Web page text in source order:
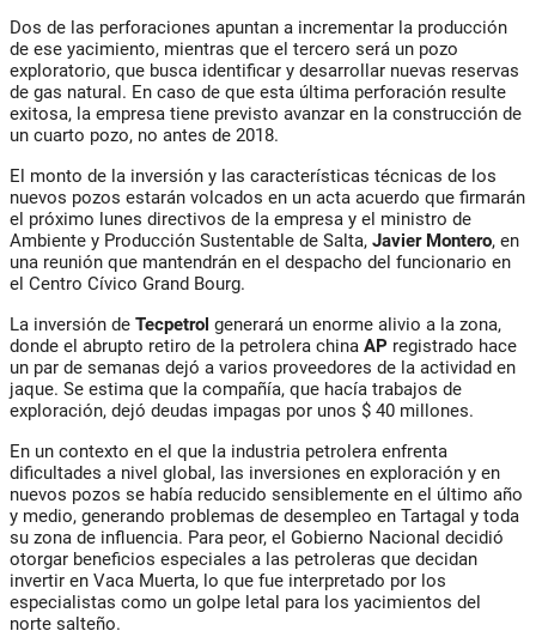
Dos de las perforaciones apuntan a incrementar la producción
de ese yacimiento, mientras que el tercero será un pozo
exploratorio, que busca identificar y desarrollar nuevas reservas
de gas natural. En caso de que esta última perforación resulte
exitosa, la empresa tiene previsto avanzar en la construcción de
un cuarto pozo, no antes de 2018.
El monto de la inversión y las características técnicas de los
nuevos pozos estarán volcados en un acta acuerdo que firmarán
el próximo lunes directivos de la empresa y el ministro de
Ambiente y Producción Sustentable de Salta, Javier Montero, en
una reunión que mantendrán en el despacho del funcionario en
el Centro Cívico Grand Bourg.
La inversión de Tecpetrol generará un enorme alivio a la zona,
donde el abrupto retiro de la petrolera china AP registrado hace
un par de semanas dejó a varios proveedores de la actividad en
jaque. Se estima que la compañía, que hacía trabajos de
exploración, dejó deudas impagas por unos $ 40 millones.
En un contexto en el que la industria petrolera enfrenta
dificultades a nivel global, las inversiones en exploración y en
nuevos pozos se había reducido sensiblemente en el último año
y medio, generando problemas de desempleo en Tartagal y toda
su zona de influencia. Para peor, el Gobierno Nacional decidió
otorgar beneficios especiales a las petroleras que decidan
invertir en Vaca Muerta, lo que fue interpretado por los
especialistas como un golpe letal para los yacimientos del
norte salteño.